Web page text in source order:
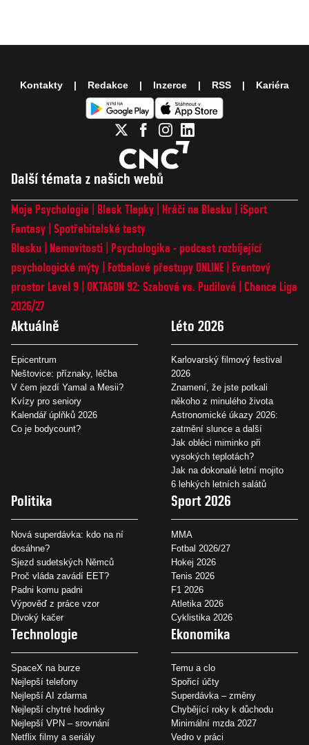
Další témata z našich webů
Moje Psychologie Blesk Tlapky Hráči na Blesku
iSport
Fantasy Spotřebitelské testy
Blesku
Nemovitosti
Psychologika - podcast rozbíjející
psychologické mýty
Fotbalové přestupy ONLINE
Eventový
prostor Level 9 OKTAGON 92: Szabová vs. Pudilová
Chance Liga
2026/27
Aktuálně
Epicentrum
Neštovice: příznaky, léčba
V čem jezdí Yamal a Mesii?
Kvízy pro seniory
Kalendář úplňků 2026
Co je bodycount?
Léto 2026
Karlovarský filmový festival
2026
Znamení, že jste potkali
někoho z minulého života
Astronomické úkazy 2026:
zatmění slunce a další
Jak obléci miminko při
vysokých teplotách?
Jak na dokonalé letní mojito
6 lehkých letních salátů
Politika
Nová superdávka: kdo na ní
dosáhne?
Sjezd sudetských Němců
Proč vláda zavádí EET?
Padni komu padni
Výpověď z práce vzor
Divoký kačer
Sport 2026
MMA
Fotbal 2026/27
Hokej 2026
Tenis 2026
F1 2026
Atletika 2026
Cyklistika 2026
Technologie
SpaceX na burze
Nejlepší telefony
Nejlepší AI zdarma
Nejlepší chytré hodinky
Nejlepší VPN – srovnání
Netflix filmy a seriály
Ekonomika
Temu a clo
Spořicí účty
Superdávka – změny
Chybějící roky k důchodu
Minimální mzda 2027
Vedro v práci
Kontakty Redakce Inzerce RSS Kariéra